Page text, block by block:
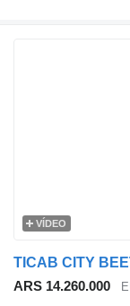
VÍDEO
ARS 14.260.000